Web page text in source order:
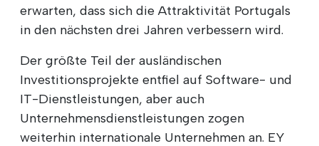
erwarten, dass sich die Attraktivität Portugals
in den nächsten drei Jahren verbessern wird.
Der größte Teil der ausländischen
Investitionsprojekte entfiel auf Software- und
IT-Dienstleistungen, aber auch
Unternehmensdienstleistungen zogen
weiterhin internationale Unternehmen an. EY